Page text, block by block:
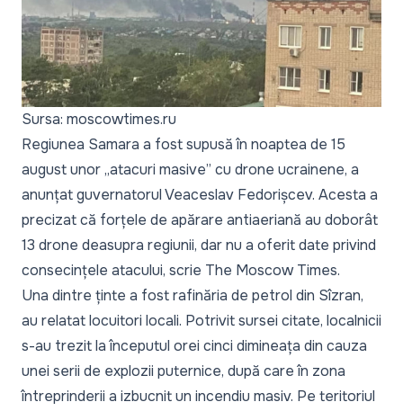
Sursa: moscowtimes.ru
Regiunea Samara a fost supusă în noaptea de 15
august unor „atacuri masive” cu drone ucrainene, a
anunțat guvernatorul Veaceslav Fedorișcev. Acesta a
precizat că forțele de apărare antiaeriană au doborât
13 drone deasupra regiunii, dar nu a oferit date privind
consecințele atacului, scrie The Moscow Times.
Una dintre ținte a fost rafinăria de petrol din Sîzran,
au relatat locuitori locali. Potrivit sursei citate, localnicii
s-au trezit la începutul orei cinci dimineața din cauza
unei serii de explozii puternice, după care în zona
întreprinderii a izbucnit un incendiu masiv. Pe teritoriul